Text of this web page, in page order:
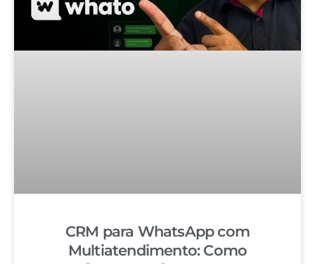
CRM para WhatsApp com
Multiatendimento: Como